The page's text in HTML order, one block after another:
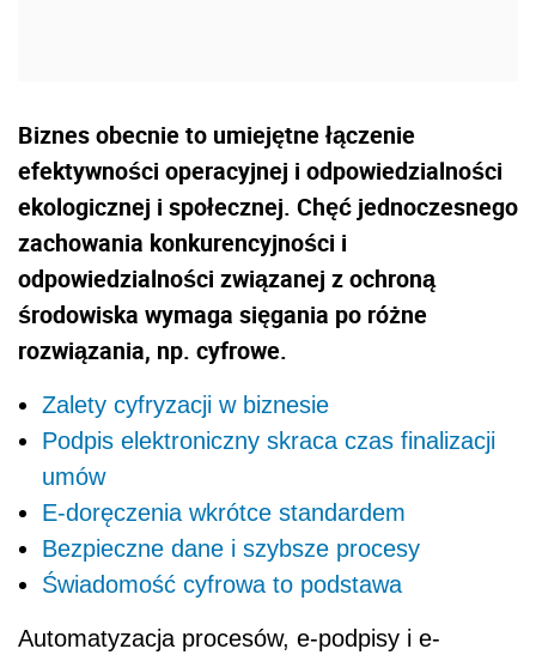
Biznes obecnie to umiejętne łączenie
efektywności operacyjnej i odpowiedzialności
ekologicznej i społecznej. Chęć jednoczesnego
zachowania konkurencyjności i
odpowiedzialności związanej z ochroną
środowiska wymaga sięgania po różne
rozwiązania, np. cyfrowe.
Zalety cyfryzacji w biznesie
Podpis elektroniczny skraca czas finalizacji
umów
E-doręczenia wkrótce standardem
Bezpieczne dane i szybsze procesy
Świadomość cyfrowa to podstawa
Automatyzacja procesów, e-podpisy i e-